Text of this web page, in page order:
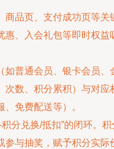
商品页、支付成功页等关
惠、入会礼包等即时权益
如普通会员、银卡会员、
次数、积分累积）与对应
免费配送等）。
积分兑换/抵扣”的闭环。积
参与抽奖，赋予积分实际